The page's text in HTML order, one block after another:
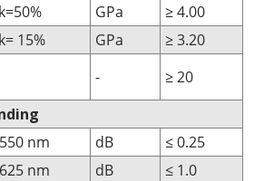
GPa
≥ 4.00
15%
GPa
≥ 3.20
-
≥ 20
nm dB
≤ 0.25
nm
dB ≤ 1.0